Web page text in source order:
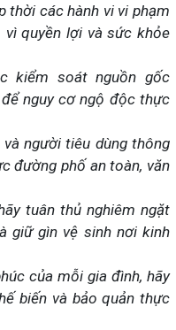
thời các hành vi vi phạm
quyền lợi và sức khỏe
kiểm soát nguồn gốc
nguy cơ ngộ độc thực
người tiêu dùng thông
đường phố an toàn, văn
tuân thủ nghiêm ngặt
giữ gìn vệ sinh nơi kinh
của mỗi gia đình, hãy
biến và bảo quản thực